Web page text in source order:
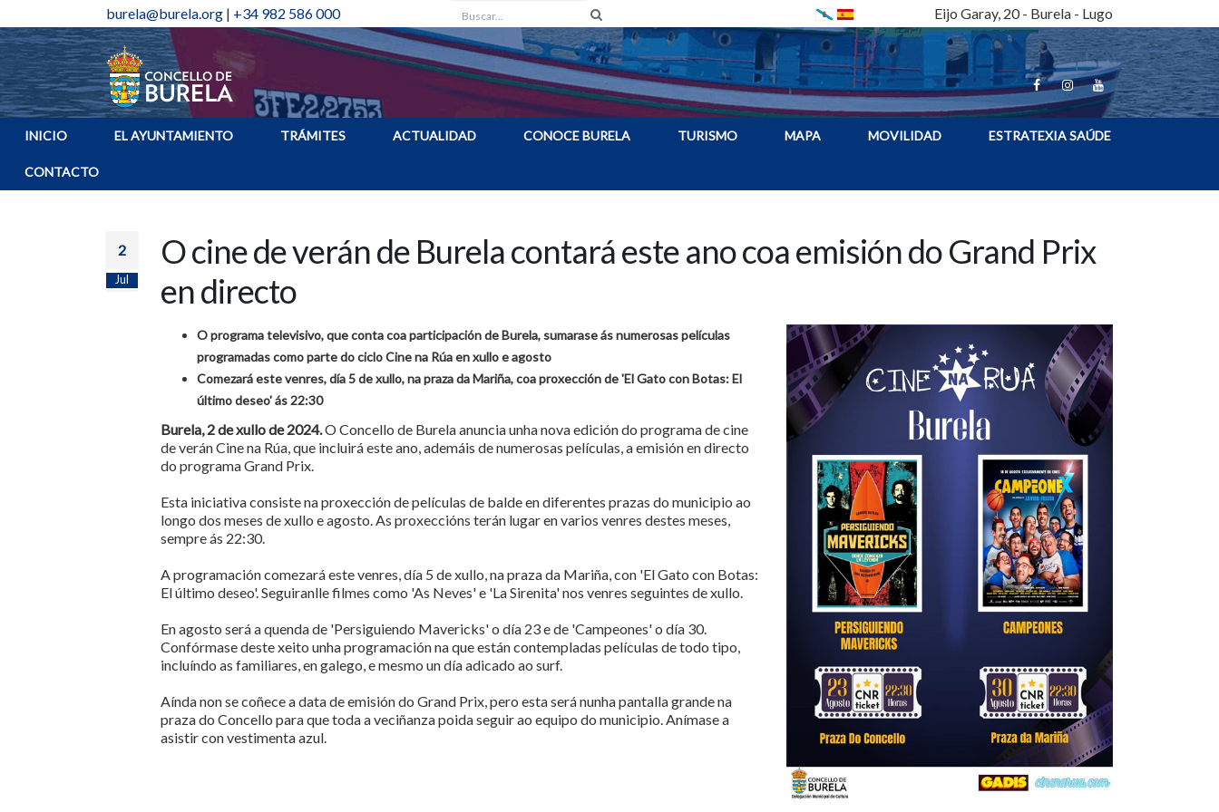
burela@burela.org | +34 982 586 000 Buscar Eijo Garay, 20 - Burela - Lugo
INICIO EL AYUNTAMIENTO TRÁMITES ACTUALIDAD CONOCE BURELA TURISMO MAPA MOVILIDAD ESTRATEXIA SAÚDE
CONTACTO
2
Jul
O cine de verán de Burela contará este ano coa emisión do Grand Prix
en directo
O programa televisivo, que conta coa participación de Burela, sumarase ás numerosas películas
programadas como parte do ciclo Cine na Rúa en xullo e agosto
Comezará este venres, día 5 de xullo, na praza da Mariña, coa proxección de 'El Gato con Botas: El
último deseo' ás 22:30
Burela, 2 de xullo de 2024.O Concello de Burela anuncia unha nova edición do programa de cine
de verán Cine na Rúa, que incluirá este ano, ademáis de numerosas películas, a emisión en directo
do programa Grand Prix.
Esta iniciativa consiste na proxección de películas de balde en diferentes prazas do municipio ao
longo dos meses de xullo e agosto. As proxeccións terán lugar en varios venres destes meses,
sempre ás 22:30.
A programación comezará este venres, día 5 de xullo, na praza da Mariña, con 'El Gato con Botas:
El último deseo'. Seguiranlle filmes como 'As Neves' e 'La Sirenita' nos venres seguintes de xullo.
En agosto será a quenda de 'Persiguiendo Mavericks' o día 23 e de 'Campeones' o día 30.
Confórmase deste xeito unha programación na que están contempladas películas de todo tipo,
incluíndo as familiares, en galego, e mesmo un día adicado ao surf.
Aínda non se coñece a data de emisión do Grand Prix, pero esta será nunha pantalla grande na
praza do Concello para que toda a veciñanza poida seguir ao equipo do municipio. Anímase a
asistir con vestimenta azul.